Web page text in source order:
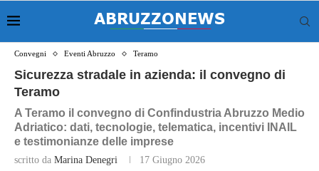
Convegni Eventi Abruzzo Teramo
Sicurezza stradale in azienda: il convegno di
Teramo
A Teramo il convegno di Confindustria Abruzzo Medio
Adriatico: dati, tecnologie, telematica, incentivi INAIL
e testimonianze delle imprese
scritto da Marina Denegri 17 Giugno 2026